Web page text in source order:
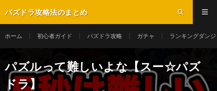
パズドラ攻略法のまとめ
ホーム 初心者ガイド パズドラ攻略 ガチャ ランキングダン
パズルって難しいよな【スー☆パズ
ドラ】